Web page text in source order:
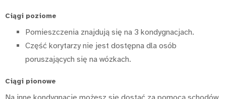
Ciągi poziome
Pomieszczenia znajdują się na 3 kondygnacjach.
Część korytarzy nie jest dostępna dla osób
poruszających się na wózkach.
Ciągi pionowe